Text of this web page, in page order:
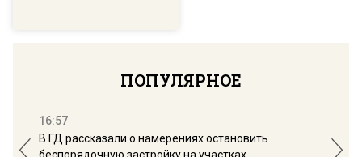
ПОПУЛЯРНОЕ
16:57
В ГД рассказали о намерениях остановить